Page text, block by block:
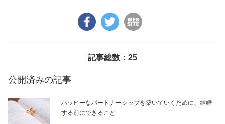
ワークスタイル
妊娠/出産/家族
ココロ/カラダ
記事総数：25
公開済みの記事
ハッピーなパートナーシップを築いていくために、結婚
する前にできること